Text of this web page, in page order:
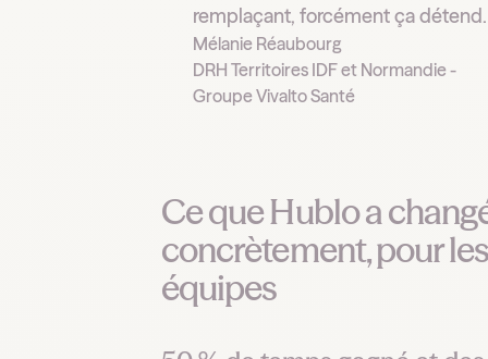
remplaçant, forcément ça détend.
Mélanie Réaubourg
DRH Territoires IDF et Normandie -
Groupe Vivalto Santé
Ce que Hublo a
concrètement, pour
équipes